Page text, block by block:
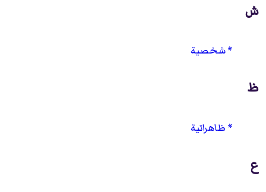
ش
شخصية
ظ
ظاهراتية
ع